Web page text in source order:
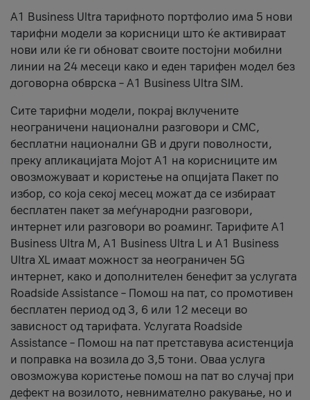
A1 Business Ultra тарифното портфолио има 5 нови
тарифни модели за корисници што ќе активираат
нови или ќе ги обноват своите постојни мобилни
линии на 24 месеци како и еден тарифен модел без
договорна обврска – A1 Business Ultra SIM.
Сите тарифни модели, покрај вклучените
неограничени национални разговори и СМС,
бесплатни национални GB и други поволности,
преку апликацијата Мојот А1 на корисниците им
овозможуваат и користење на опцијата Пакет по
избор, со која секој месец можат да се избираат
бесплатен пакет за меѓународни разговори,
интернет или разговори во роаминг. Тарифите A1
Business Ultra M, A1 Business Ultra L и A1 Business
Ultra XL имаат можност за неограничен 5G
интернет, како и дополнителен бенефит за услугата
Roadside Assistance – Помош на пат, со промотивен
бесплатен период од 3, 6 или 12 месеци во
зависност од тарифата. Услугата Roadside
Assistance – Помош на пат претставува асистенција
и поправка на возила до 3,5 тони. Оваа услуга
овозможува користење помош на пат во случај при
дефект на возилото, невнимателно ракување, но и